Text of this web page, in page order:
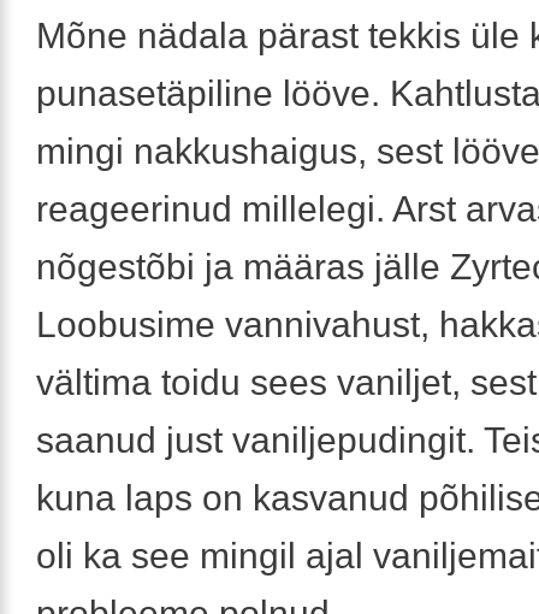
Mõne nädala pärast tekkis üle
punasetäpiline lööve.
mingi nakkushaigus, sest
reageerinud millelegi. Arst
nõgestõbi ja määras jälle
Loobusime vannivahust,
vältima toidu sees vaniljet,
saanud just vaniljepudingit.
kuna laps on kasvanud
oli ka see mingil ajal